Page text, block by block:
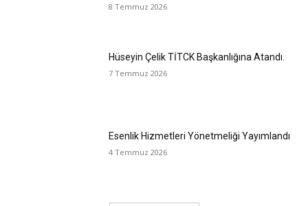
8 Temmuz 2026
Hüseyin Çelik TİTCK Başkanlığına Atandı.
7 Temmuz 2026
Esenlik Hizmetleri Yönetmeliği Yayımlandı
4 Temmuz 2026